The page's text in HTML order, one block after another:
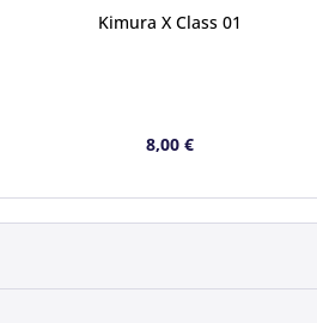
Kimura X Class 01
8,00 €